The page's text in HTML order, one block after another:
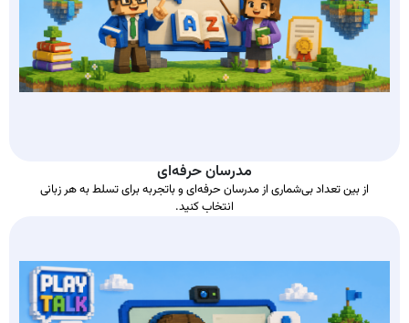
مدرسان حرفه‌ای
از بین تعداد بی‌شماری از مدرسان حرفه‌ای و باتجربه برای تسلط به هر زبانی
انتخاب کنید.